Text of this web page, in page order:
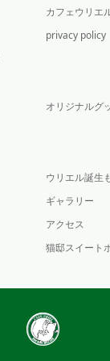
カフェウリエ
privacy policy
オリジナルグ
ウリエル誕生
ギャラリー
アクセス
猫邸スイート